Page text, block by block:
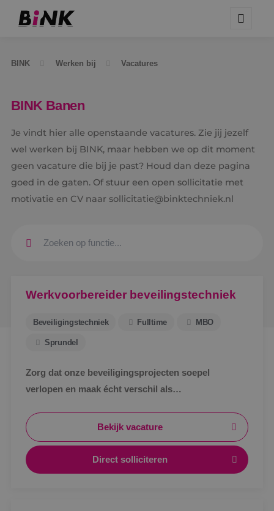
BINK Werken bij Vacatures
BINK Banen
Je vindt hier alle openstaande vacatures. Zie jij jezelf
wel werken bij BINK, maar hebben we op dit moment
geen vacature die bij je past? Houd dan deze pagina
goed in de gaten. Of stuur een open sollicitatie met
motivatie en CV naar sollicitatie@binktechniek.nl
Werkvoorbereider beveilingstechniek
Beveiligingstechniek Fulltime MBO
Sprundel
Zorg dat onze beveiligingsprojecten soepel
verlopen en maak écht verschil als
Bekijk vacature
Direct solliciteren